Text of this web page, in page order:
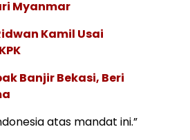
Myanmar
Kamil Usai
Banjir Bekasi, Beri
atas mandat ini.”